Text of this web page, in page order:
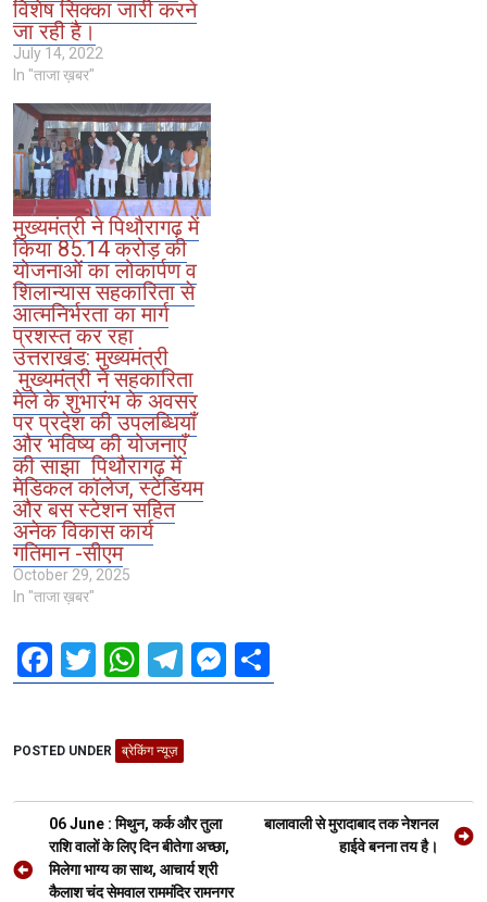
विशेष सिक्का जारी करने
जा रही है।
July 14, 2022
In "ताजा ख़बर"
मुख्यमंत्री ने पिथौरागढ़ में
किया 85.14 करोड़ की
योजनाओं का लोकार्पण व
शिलान्यास सहकारिता से
आत्मनिर्भरता का मार्ग
प्रशस्त कर रहा
उत्तराखंड: मुख्यमंत्री
मुख्यमंत्री ने सहकारिता
मेले के शुभारंभ के अवसर
पर प्रदेश की उपलब्धियाँ
और भविष्य की योजनाएँ
की साझा पिथौरागढ़ में
मेडिकल कॉलेज, स्टेडियम
और बस स्टेशन सहित
अनेक विकास कार्य
गतिमान -सीएम
October 29, 2025
In "ताजा ख़बर"
F
a
b
o
o
k
T
wi
tt
er
W
h
at
s
A
p
p
T
el
e
gr
a
m
M
es
g
h
POSTED UNDER ब्रेकिंग न्यूज़
Post
navigation
06 June : मिथुन, कर्क और तुला
राशि वालों के लिए दिन बीतेगा अच्छा,
मिलेगा भाग्य का साथ, आचार्य श्री
कैलाश चंद सेमवाल राममंदिर रामनगर
बालावाली से मुरादाबाद तक नेशनल
हाईवे बनना तय है।